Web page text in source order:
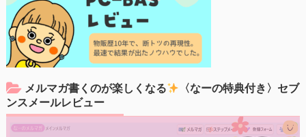
メルマガ書くのが楽しくなる
〈なーの特典付き〉セブ
ンスメールレビュー